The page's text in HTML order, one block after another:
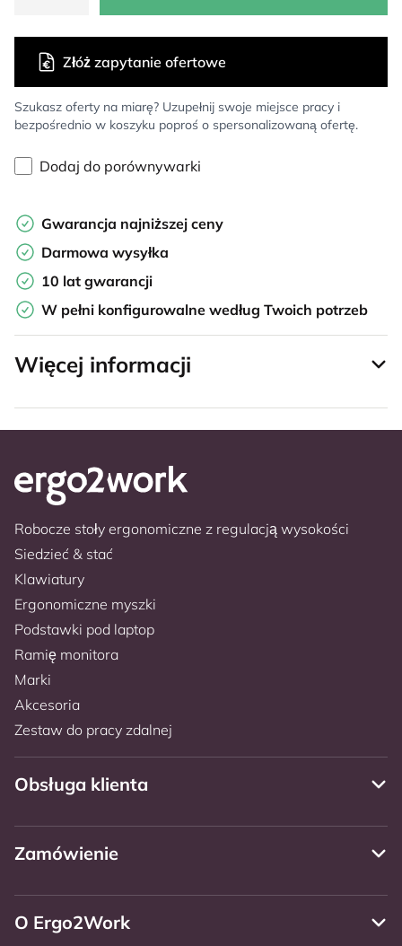
Szukasz oferty na miarę? Uzupełnij swoje miejsce pracy i
bezpośrednio w koszyku poproś o spersonalizowaną ofertę.
Złóż zapytanie ofertowe
Dodaj do porównywarki
Gwarancja najniższej ceny
Darmowa wysyłka
10 lat gwarancji
W pełni konfigurowalne według Twoich potrzeb
Więcej informacji
Robocze stoły ergonomiczne z regulacją wysokości
Siedzieć & stać
Klawiatury
Ergonomiczne myszki
Podstawki pod laptop
Ramię monitora
Marki
Akcesoria
Zestaw do pracy zdalnej
Obsługa klienta
Zamówienie
O Ergo2Work